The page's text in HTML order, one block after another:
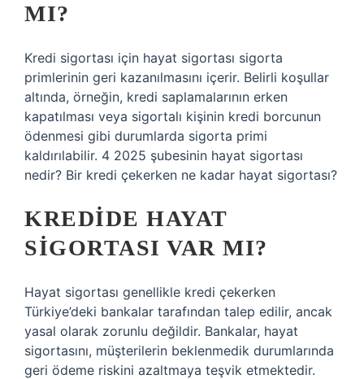
MI?
Kredi sigortası için hayat sigortası sigorta
primlerinin geri kazanılmasını içerir. Belirli koşullar
altında, örneğin, kredi saplamalarının erken
kapatılması veya sigortalı kişinin kredi borcunun
ödenmesi gibi durumlarda sigorta primi
kaldırılabilir. 4 2025 şubesinin hayat sigortası
nedir? Bir kredi çekerken ne kadar hayat sigortası?
KREDIDE HAYAT
SIGORTASI VAR MI?
Hayat sigortası genellikle kredi çekerken
Türkiye’deki bankalar tarafından talep edilir, ancak
yasal olarak zorunlu değildir. Bankalar, hayat
sigortasını, müşterilerin beklenmedik durumlarında
geri ödeme riskini azaltmaya teşvik etmektedir.